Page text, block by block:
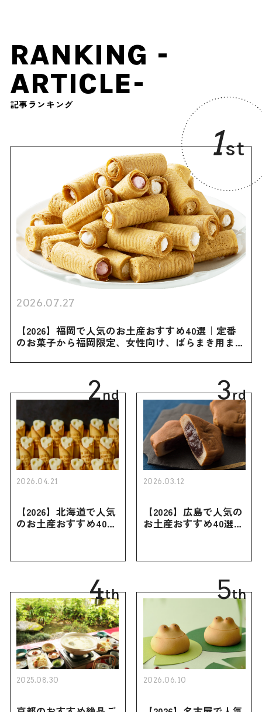
RANKING -
ARTICLE-
記事ランキング
1st
2026.07.27
【2026】福岡で人気のお土産おすすめ40選｜定番
のお菓子から福岡限定、女性向け、ばらまき用まで
2nd
2026.04.21
【2026】北海道で人気
のお土産おすすめ40選
買えない限定品、女性
3rd
2026.03.12
【2026】広島で人気の
お土産おすすめ40選｜
き用、女性向けまで幅
4th
2025.08.30
5th
2026.06.10